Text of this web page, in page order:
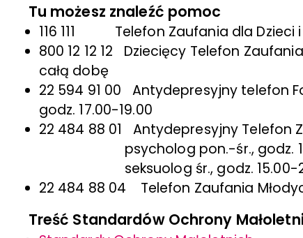
Tu możesz znaleźć pomoc
116 111 Telefon Zaufania dla Dzieci i
800 12 12 12 Dziecięcy Telefon
całą dobę
22 594 91 00 Antydepresyjny telefon
godz. 17.00-19.00
22 484 88 01 Antydepresyjny Telefon
psycholog pon.-śr., godz.
seksuolog śr., godz. 15.00-
22 484 88 04 Telefon Zaufania
Treść Standardów Ochrony